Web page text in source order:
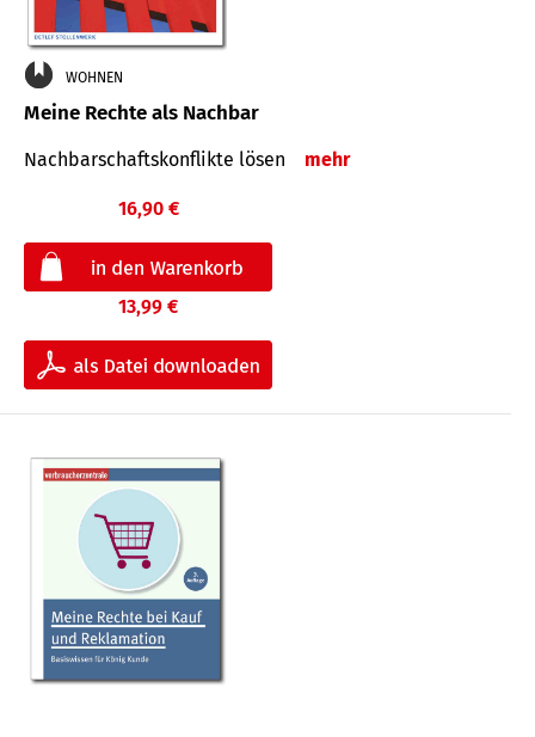
WOHNEN
Meine Rechte als Nachbar
Nach­bar­schafts­konflikte lösen mehr
16,90 €
13,99 €